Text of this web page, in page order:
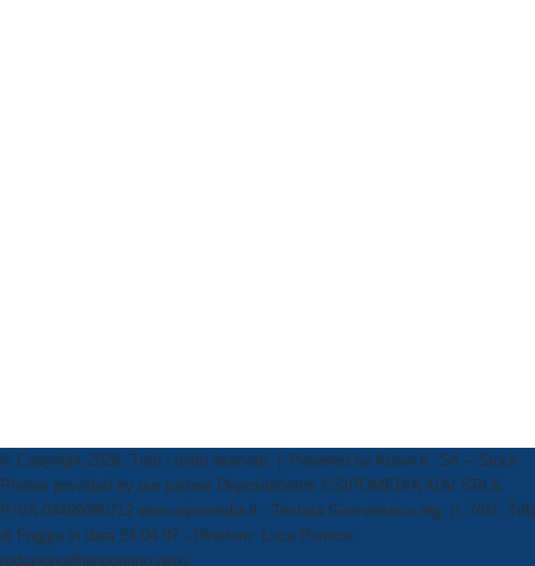
© Copyright 2026, Tutti i diritti riservati | Powered by Know K. Srl -- Stock
Photos provided by our partner Depositphotos ©SIPOMEDIA ADV SRLS
P.IVA 04409080712 www.sipomedia.it - Testata Giornalistica reg. n. 7/07, Trib
di Foggia in data 24.04.07 - Direttore: Luca Pernice
redazione@ilsipontino.net©